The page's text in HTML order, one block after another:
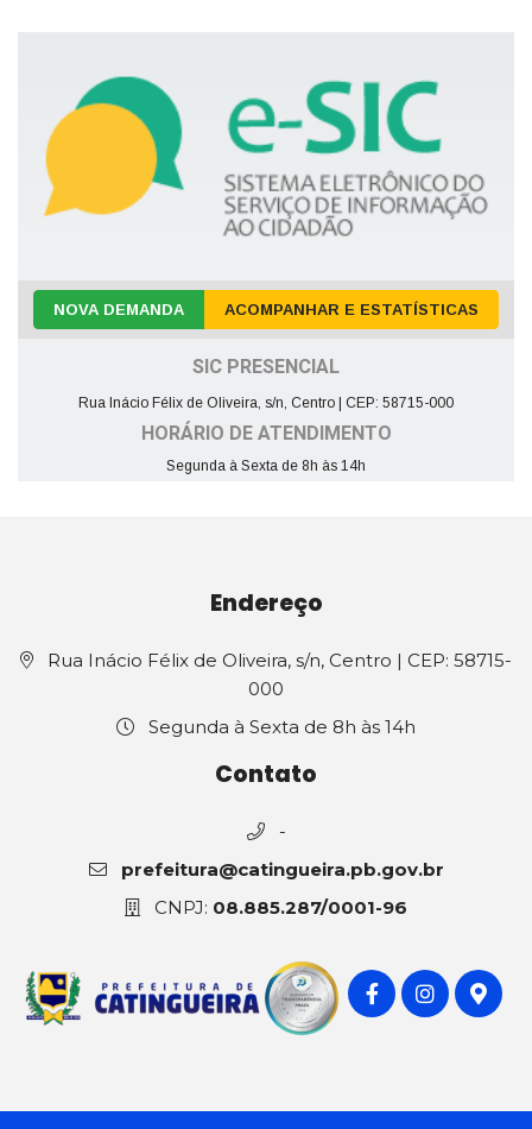
NOVA DEMANDA ACOMPANHAR E ESTATÍSTICAS
SIC PRESENCIAL
Rua Inácio Félix de Oliveira, s/n, Centro | CEP: 58715-000
HORÁRIO DE ATENDIMENTO
Segunda à Sexta de 8h às 14h
Endereço
Rua Inácio Félix de Oliveira, s/n, Centro | CEP: 58715-
000
Segunda à Sexta de 8h às 14h
Contato
-
prefeitura@catingueira.pb.gov.br
CNPJ: 08.885.287/0001-96